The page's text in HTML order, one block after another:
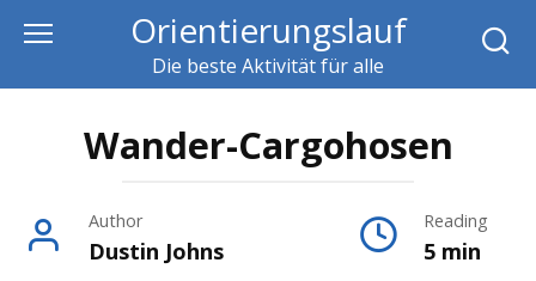
content
Orientierungslauf
Die beste Aktivität für alle
Wander-Cargohosen
Author
Dustin Johns
Reading
5 min